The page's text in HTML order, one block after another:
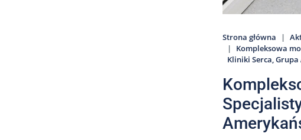
Strona główna
Kompleksowa
Kliniki Serca,